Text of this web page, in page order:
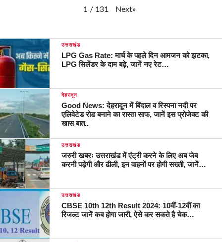
1 / 131 Next»
उत्तराखंड
LPG Gas Rate: मार्च के पहले दिन आमजन को झटका,
LPG सिलेंडर के दाम बढ़े, जानें नए रेट…
देहरादून
Good News: देहरादून में बिंदाल व रिस्पना नदी पर
एलिवेटेड रोड बनाने का रास्ता साफ, जानें इस प्रोजेक्ट की
खास बात..
उत्तराखंड
जरुरी खबरः उत्तराखंड में एंट्री करने के लिए अब जेब
करनी पड़ेगी और ढीली, इन वाहनों पर होगी सख्ती, जानें…
उत्तराखंड
CBSE 10th 12th Result 2024: 10वीं-12वीं का
रिजल्ट जानें कब होगा जारी, ऐसे कर सकते है चेक…